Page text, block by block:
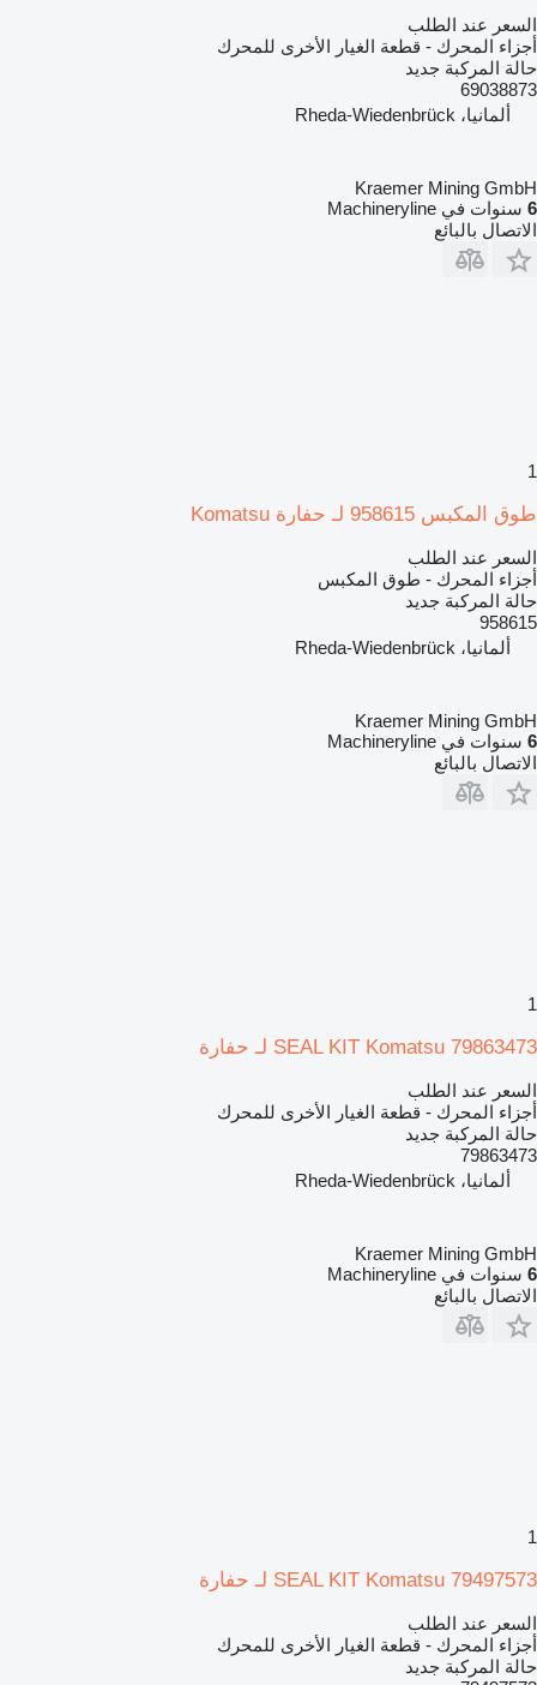
السعر عند الطلب
أجزاء المحرك - قطعة الغيار الأخرى للمحرك
حالة المركبة جديد
69038873
ألمانيا، Rheda-Wiedenbrück
Kraemer Mining GmbH
6 سنوات في Machineryline
الاتصال بالبائع
1
طوق المكبس 958615 لـ حفارة Komatsu
السعر عند الطلب
أجزاء المحرك - طوق المكبس
حالة المركبة جديد
958615
ألمانيا، Rheda-Wiedenbrück
Kraemer Mining GmbH
6 سنوات في Machineryline
الاتصال بالبائع
1
SEAL KIT Komatsu 79863473 لـ حفارة
السعر عند الطلب
أجزاء المحرك - قطعة الغيار الأخرى للمحرك
حالة المركبة جديد
79863473
ألمانيا، Rheda-Wiedenbrück
Kraemer Mining GmbH
6 سنوات في Machineryline
الاتصال بالبائع
1
SEAL KIT Komatsu 79497573 لـ حفارة
السعر عند الطلب
أجزاء المحرك - قطعة الغيار الأخرى للمحرك
حالة المركبة جديد